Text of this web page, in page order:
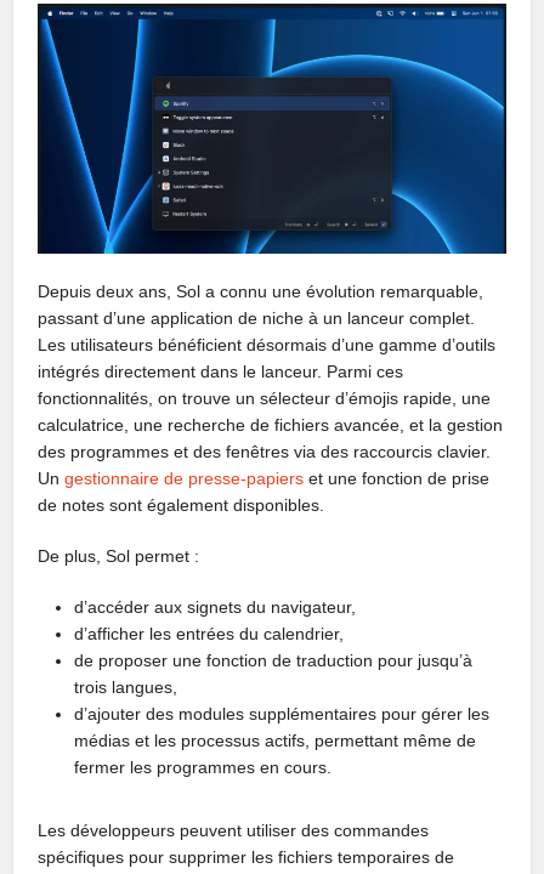
Depuis deux ans, Sol a connu une évolution remarquable,
passant d’une application de niche à un lanceur complet.
Les utilisateurs bénéficient désormais d’une gamme d’outils
intégrés directement dans le lanceur. Parmi ces
fonctionnalités, on trouve un sélecteur d’émojis rapide, une
calculatrice, une recherche de fichiers avancée, et la gestion
des programmes et des fenêtres via des raccourcis clavier.
Ungestionnaire de presse-papiers et une fonction de prise
de notes sont également disponibles.
De plus, Sol permet :
d’accéder aux signets du navigateur,
d’afficher les entrées du calendrier,
de proposer une fonction de traduction pour jusqu’à
trois langues,
d’ajouter des modules supplémentaires pour gérer les
médias et les processus actifs, permettant même de
fermer les programmes en cours.
Les développeurs peuvent utiliser des commandes
spécifiques pour supprimer les fichiers temporaires de